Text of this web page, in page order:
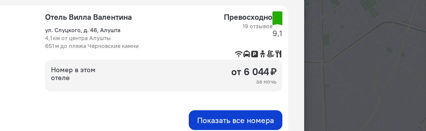
Отель Вилла Валентина
ул. Слуцкого, д. 46, Алушта
4,1 км от центра Алушты
651 м до пляжа Черновские камни
Превосходно
19 отзывов
9,1
Номер в этом
отеле
от 6 044 ₽
за ночь
Показать все номера